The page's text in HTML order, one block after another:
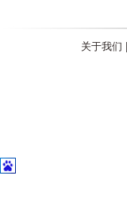
关于我们